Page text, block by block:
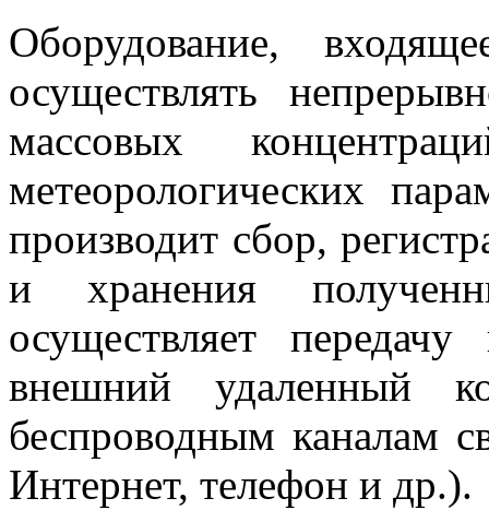
Оборудование,
осуществлять
массовых
метеорологических
производит сбор,
и хранения
осуществляет
внешний удаленный
беспроводным каналам
Интернет, телефон и др.).